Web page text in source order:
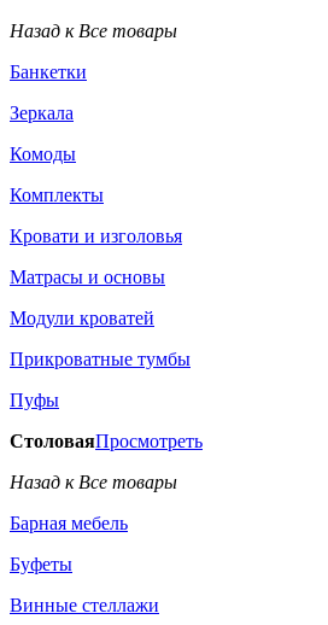
Назад к Все товары
Банкетки
Зеркала
Комоды
Комплекты
Кровати и изголовья
Матрасы и основы
Модули кроватей
Прикроватные тумбы
Пуфы
СтоловаяПросмотреть
Назад к Все товары
Барная мебель
Буфеты
Винные стеллажи